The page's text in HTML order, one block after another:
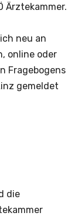
Ärztekammer.
neu an
online oder
Fragebogens
gemeldet
die